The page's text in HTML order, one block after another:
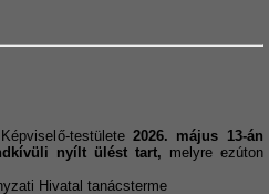
testülete 2026. május 13-án
nyílt ülést tart, melyre ezúton
Hivatal tanácsterme